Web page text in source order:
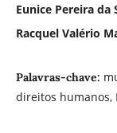
Eunice Pereira da
Racquel Valério
Palavras-chave:
direitos humanos,